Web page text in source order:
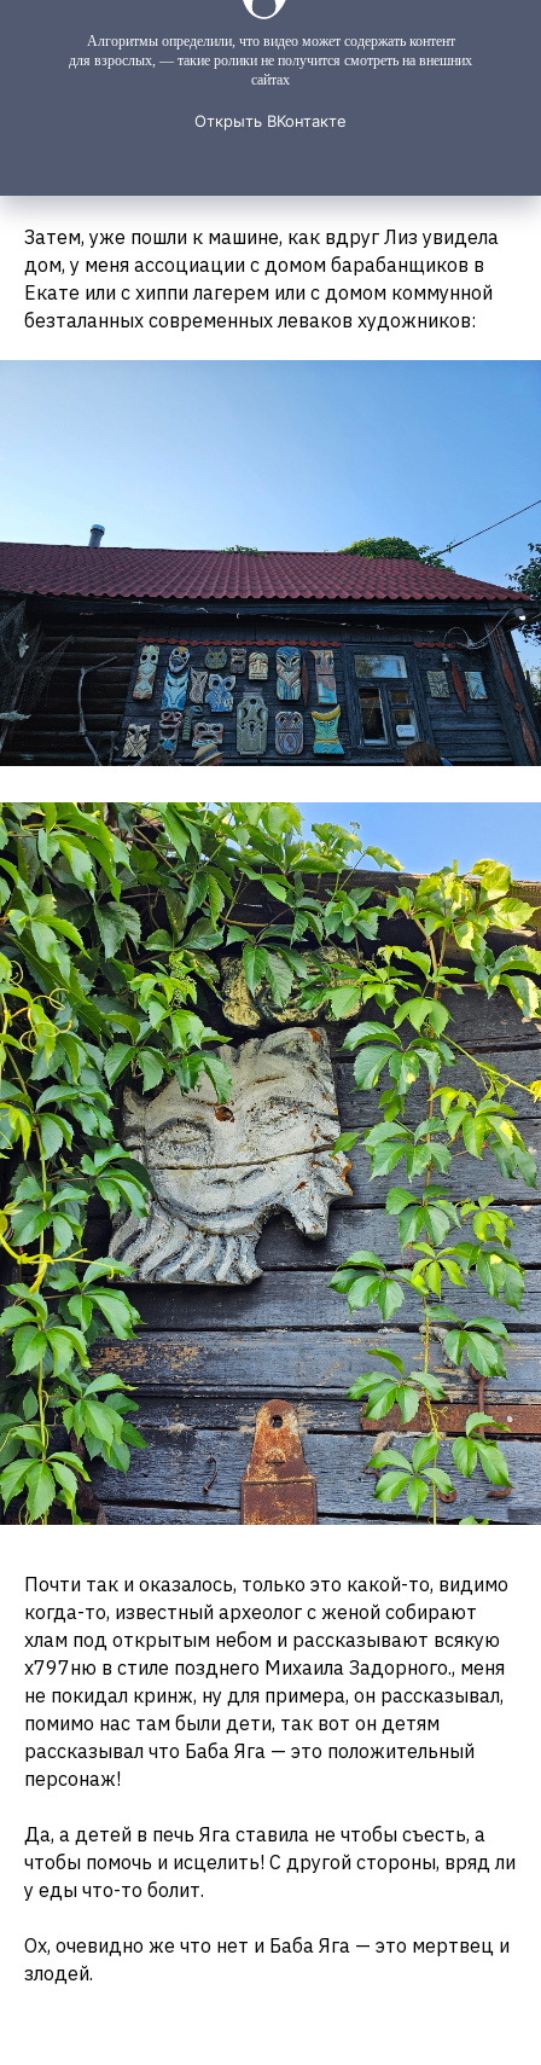
Затем, уже пошли к машине, как вдруг Лиз увидела
дом, у меня ассоциации с домом барабанщиков в
Екате или с хиппи лагерем или с домом коммунной
безталанных современных леваков художников:
Почти так и оказалось, только это какой-то, видимо
когда-то, известный археолог с женой собирают
хлам под открытым небом и рассказывают всякую
х797ню в стиле позднего Михаила Задорного., меня
не покидал кринж, ну для примера, он рассказывал,
помимо нас там были дети, так вот он детям
рассказывал что Баба Яга — это положительный
персонаж!
Да, а детей в печь Яга ставила не чтобы съесть, а
чтобы помочь и исцелить! С другой стороны, вряд ли
у еды что-то болит.
Ох, очевидно же что нет и Баба Яга — это мертвец и
злодей.